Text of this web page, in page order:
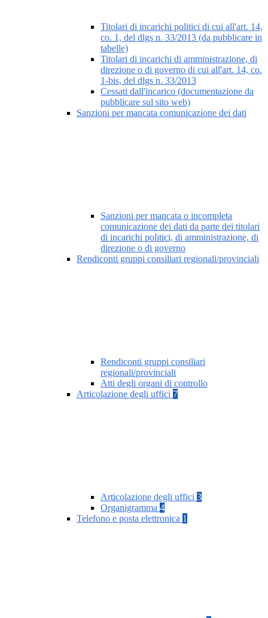
Titolari di incarichi politici di cui all'art. 14,
co. 1, del dlgs n. 33/2013 (da pubblicare in
tabelle)
Titolari di incarichi di amministrazione, di
direzione o di governo di cui all'art. 14, co.
1-bis, del dlgs n. 33/2013
Cessati dall'incarico (documentazione da
pubblicare sul sito web)
Sanzioni per mancata comunicazione dei dati
Sanzioni per mancata o incompleta
comunicazione dei dati da parte dei titolari
di incarichi politici, di amministrazione, di
direzione o di governo
Rendiconti gruppi consiliari regionali/provinciali
Rendiconti gruppi consiliari
regionali/provinciali
Atti degli organi di controllo
Articolazione degli uffici 7
Articolazione degli uffici 3
Organigramma 4
Telefono e posta elettronica 1